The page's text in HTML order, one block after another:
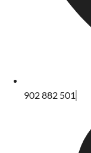
902 882 501